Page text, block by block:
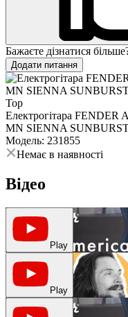
Бажаєте дізнатися
Додати питання
Top
Електрогітара
MN SIENNA
Модель: 231855
Немає в наявності
Відео
Play
Play